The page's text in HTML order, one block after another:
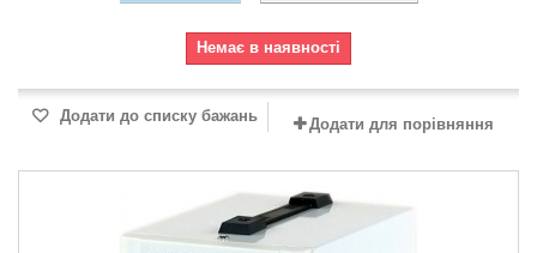
Немає в наявності
Додати до списку бажань Додати для порівняння